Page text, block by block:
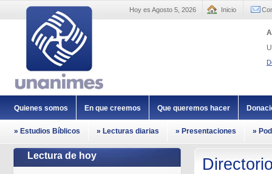
Hoy es Agosto 5, 2026 Inicio
Quienes somos En que creemos Que queremos hacer
» Estudios Bíblicos » Lecturas diarias » Presentaciones »
Lectura de hoy